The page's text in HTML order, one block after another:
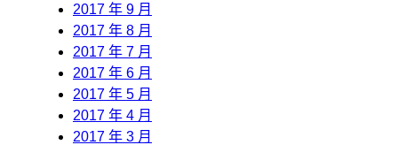
2017 年 9 月
2017 年 8 月
2017 年 7 月
2017 年 6 月
2017 年 5 月
2017 年 4 月
2017 年 3 月